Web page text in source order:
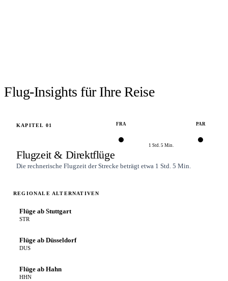
Flug-Insights für Ihre Reise
KAPITEL 01 FRA PAR
1 Std. 5 Min.
Flugzeit & Direktflüge
Die rechnerische Flugzeit der Strecke beträgt etwa 1 Std. 5 Min.
REGIONALE ALTERNATIVEN
Flüge ab Stuttgart
STR
Flüge ab Düsseldorf
DUS
Flüge ab Hahn
HHN